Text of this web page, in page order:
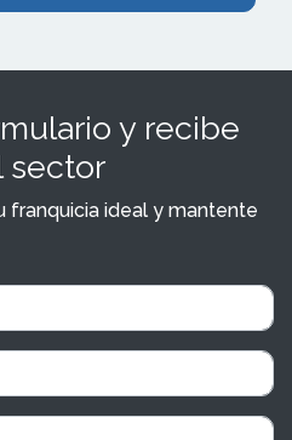
y recibe
sector
franquicia ideal y mantente